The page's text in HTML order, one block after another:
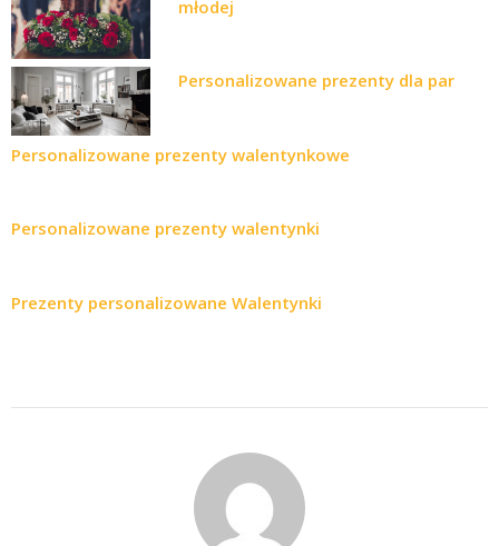
młodej
Personalizowane prezenty dla par
Personalizowane prezenty walentynkowe
Personalizowane prezenty walentynki
Prezenty personalizowane Walentynki